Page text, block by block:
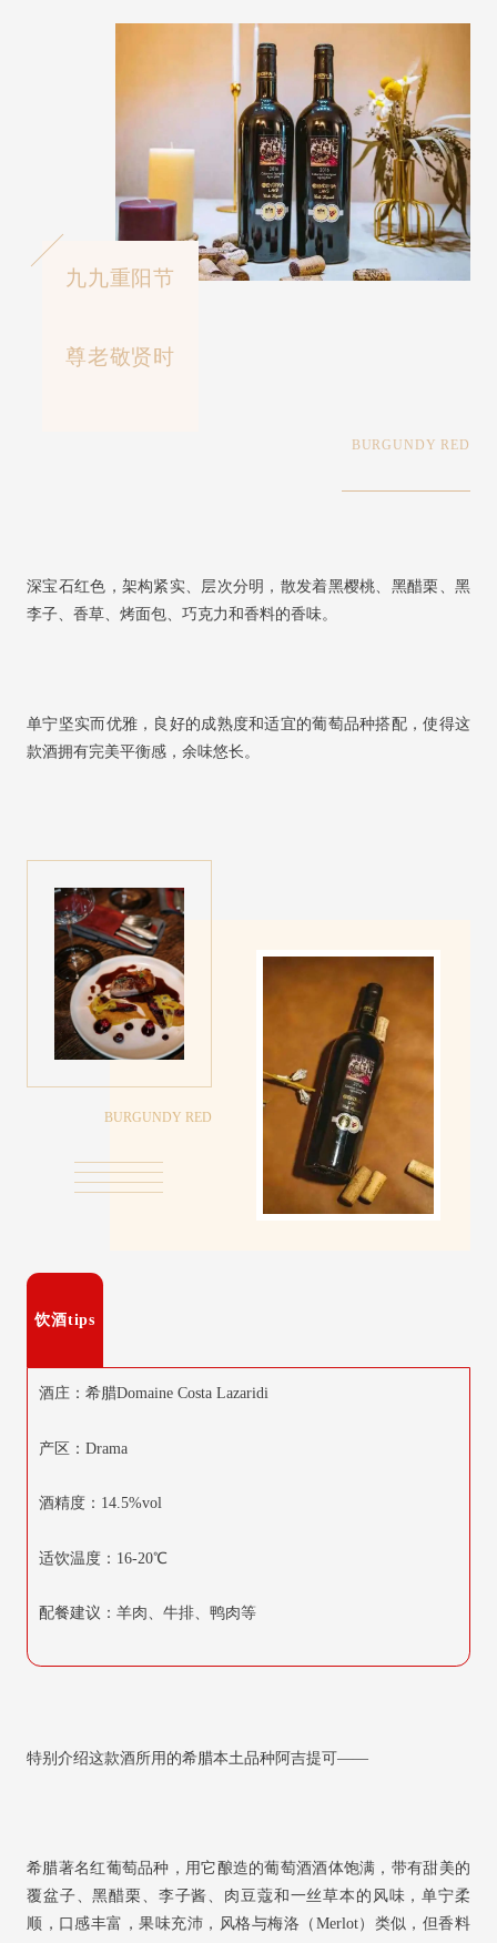
九九重阳节
尊老敬贤时
BURGUNDY RED
深宝石红色，架构紧实、层次分明，散发着黑樱桃、黑醋栗、黑
李子、香草、烤面包、巧克力和香料的香味。
单宁坚实而优雅，良好的成熟度和适宜的葡萄品种搭配，使得这
款酒拥有完美平衡感，余味悠长。
BURGUNDY RED
饮酒tips
酒庄：希腊Domaine Costa Lazaridi
产区：Drama
酒精度：14.5%vol
适饮温度：16-20℃
配餐建议：羊肉、牛排、鸭肉等
特别介绍这款酒所用的希腊本土品种阿吉提可——
希腊著名红葡萄品种，用它酿造的葡萄酒酒体饱满，带有甜美的
覆盆子、黑醋栗、李子酱、肉豆蔻和一丝草本的风味，单宁柔
顺，口感丰富，果味充沛，风格与梅洛（Merlot）类似，但香料